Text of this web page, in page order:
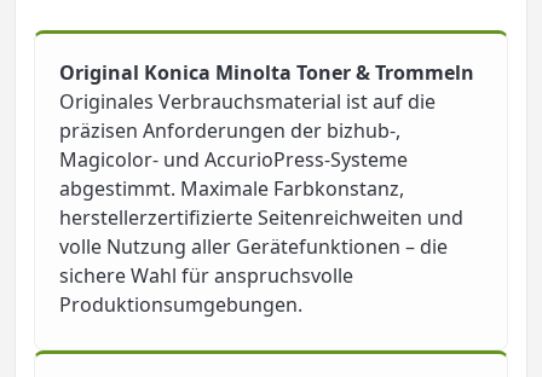
Original Konica Minolta Toner & Trommeln
Originales Verbrauchsmaterial ist auf die
präzisen Anforderungen der bizhub-,
Magicolor- und AccurioPress-Systeme
abgestimmt. Maximale Farbkonstanz,
herstellerzertifizierte Seitenreichweiten und
volle Nutzung aller Gerätefunktionen – die
sichere Wahl für anspruchsvolle
Produktionsumgebungen.